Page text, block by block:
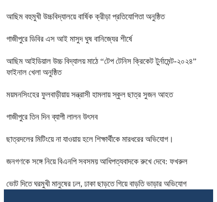
আছিম বহুমুখী উচ্চবিদ্যালয়ে বার্ষিক ক্রীড়া প্রতিযোগিতা অনুষ্ঠিত
গাজীপুরে ডিবির এস আই মাসুদ ঘুষ বানিজ্যের শীর্ষে
আছিম আইডিয়াল উচ্চ বিদ্যালয় মাঠে “টেপ টেনিস ক্রিকেট টুর্নামেন্ট-২০২৪”
ফাইনাল খেলা অনুষ্ঠিত
ময়মনসিংহের ফুলবাড়ীয়ায় সন্ত্রাসী হামলায় স্কুল ছাত্র সুজন আহত
গাজীপুরে তিন দিন ব্যাপী লালন উৎসব
ছাত্রদলের মিটিংয়ে না যাওয়ায় হলে শিক্ষার্থীকে মারধরের অভিযোগ।
জনগণকে সঙ্গে নিয়ে বিএনপি সবসময় আধিপত্যবাদকে রুখে দেবে: ফখরুল
ভোট দিতে ঘরমুখী মানুষের ঢল, ঢাকা ছাড়তে গিয়ে বাড়তি ভাড়ার অভিযোগ